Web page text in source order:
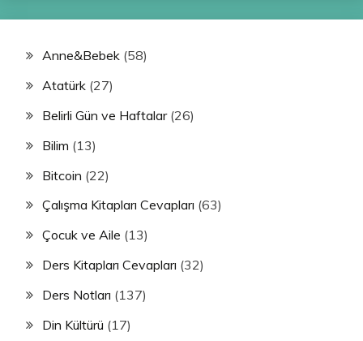
Anne&Bebek (58)
Atatürk (27)
Belirli Gün ve Haftalar(26)
Bilim (13)
Bitcoin (22)
Çalışma Kitapları Cevapları (63)
Çocuk ve Aile (13)
Ders Kitapları Cevapları (32)
Ders Notları (137)
Din Kültürü (17)